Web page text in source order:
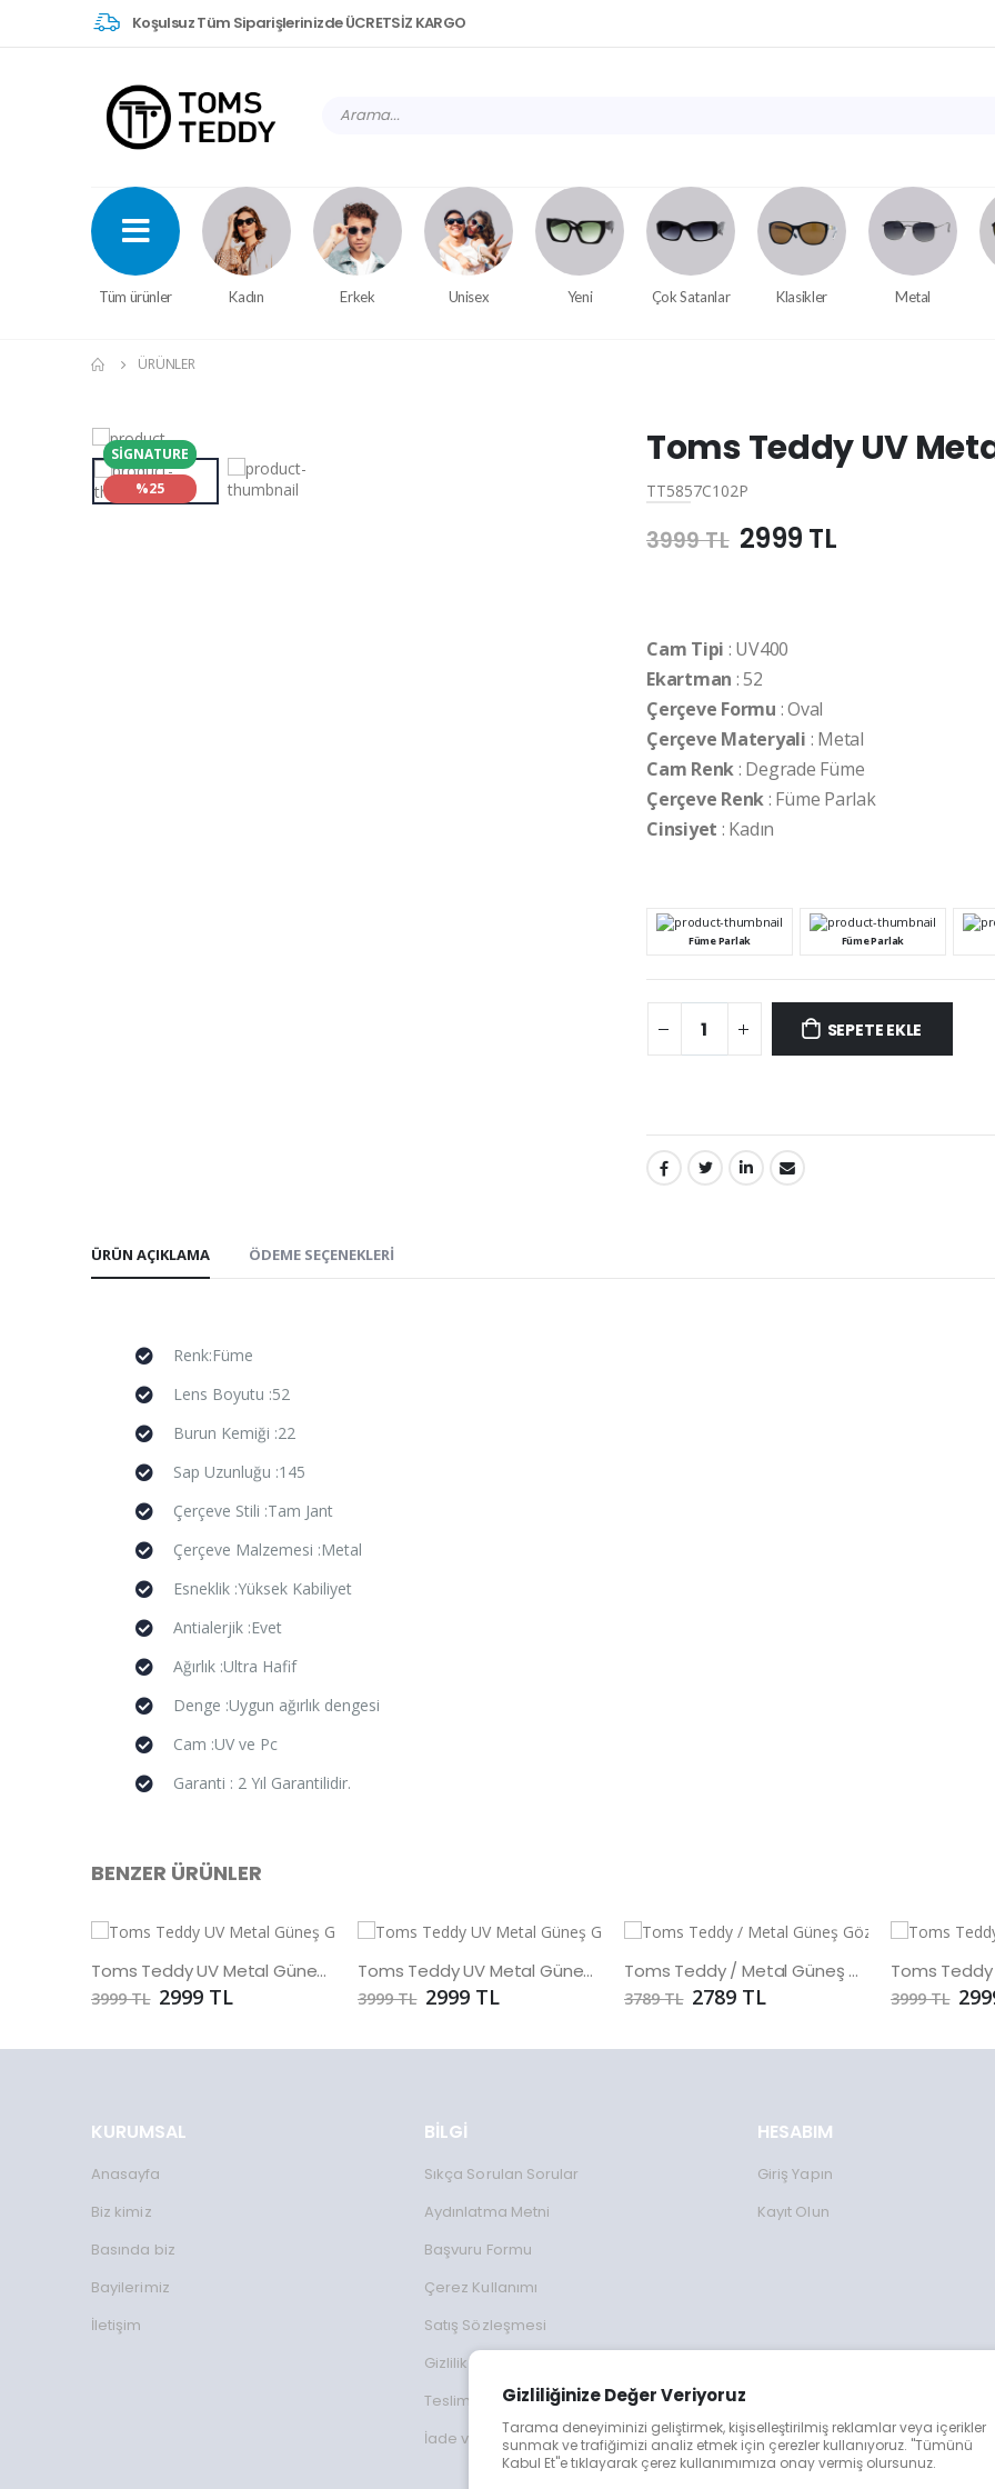
Gizliliğinize Değer Veriyoruz
Tarama deneyiminizi geliştirmek, kişiselleştirilmiş reklamlar veya içerikler
sunmak ve trafiğimizi analiz etmek için çerezler kullanıyoruz. "Tümünü
Kabul Et"e tıklayarak çerez kullanımımıza onay vermiş olursunuz.
Koşulsuz Tüm Siparişlerinizde ÜCRETSİZ KARGO
Tüm ürünler Kadın Erkek Unisex Yeni Çok Satanlar Klasikler Metal
ÜRÜNLER
SIGNATURE
%25
Toms Teddy UV
TT5857C102P
3999 TL 2999 TL
Cam Tipi : UV400
Ekartman : 52
Çerçeve Formu : Oval
Çerçeve Materyali : Metal
Cam Renk: Degrade Füme
Çerçeve Renk: Füme Parlak
Cinsiyet : Kadın
Füme Parlak Füme Parlak
SEPETE EKLE
PAYLAŞ:
ÜRÜN AÇIKLAMA ÖDEME SEÇENEKLERI
Renk:Füme
Lens Boyutu :52
Burun Kemiği :22
Sap Uzunluğu :145
Çerçeve Stili :Tam Jant
Çerçeve Malzemesi :Metal
Esneklik :Yüksek Kabiliyet
Antialerjik :Evet
Ağırlık :Ultra Hafif
Denge :Uygun ağırlık dengesi
Cam :UV ve Pc
Garanti : 2 Yıl Garantilidir.
BENZER ÜRÜNLER
Toms Teddy UV Metal Güneş Gözlüğü
3999 TL 2999 TL
Toms Teddy UV Metal Güneş Gözlüğü
3999 TL 2999 TL
Toms Teddy / Metal Güneş Gözlüğü
3789 TL 2789 TL 3999 TL
KURUMSAL
Anasayfa
Biz kimiz
Basında biz
Bayilerimiz
İletişim
BİLGİ
Sıkça Sorulan Sorular
Aydınlatma Metni
Başvuru Formu
Çerez Kullanımı
Satış Sözleşmesi
Gizlilik Koşulları
Teslimat Bilgileri
İade ve Değişim
HESABIM
Giriş Yapın
Kayıt Olun